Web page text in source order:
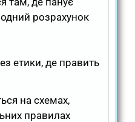
розрахунок
етики, де править
на схемах,
правилах